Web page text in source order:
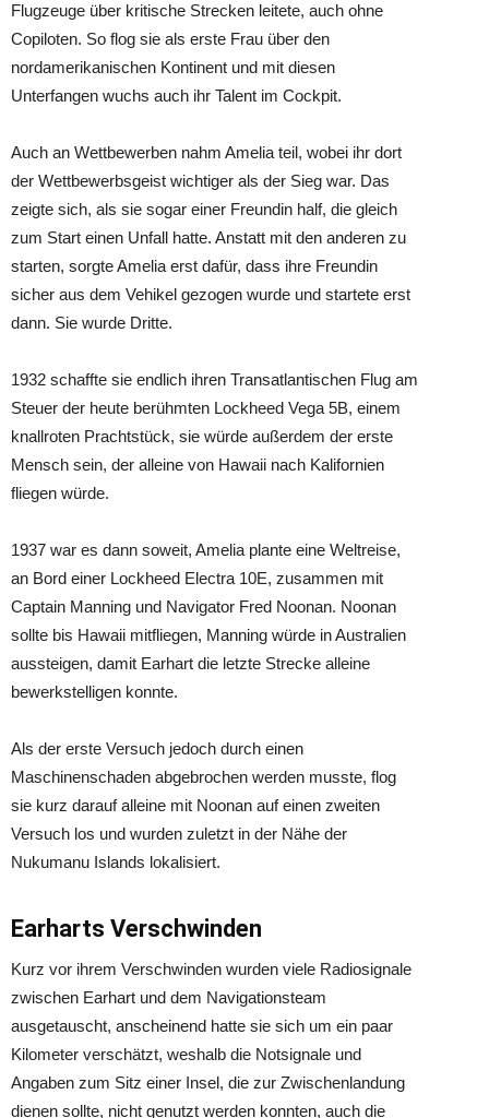
Flugzeuge über kritische Strecken leitete, auch ohne
Copiloten. So flog sie als erste Frau über den
nordamerikanischen Kontinent und mit diesen
Unterfangen wuchs auch ihr Talent im Cockpit.
Auch an Wettbewerben nahm Amelia teil, wobei ihr dort
der Wettbewerbsgeist wichtiger als der Sieg war. Das
zeigte sich, als sie sogar einer Freundin half, die gleich
zum Start einen Unfall hatte. Anstatt mit den anderen zu
starten, sorgte Amelia erst dafür, dass ihre Freundin
sicher aus dem Vehikel gezogen wurde und startete erst
dann. Sie wurde Dritte.
1932 schaffte sie endlich ihren Transatlantischen Flug am
Steuer der heute berühmten Lockheed Vega 5B, einem
knallroten Prachtstück, sie würde außerdem der erste
Mensch sein, der alleine von Hawaii nach Kalifornien
fliegen würde.
1937 war es dann soweit, Amelia plante eine Weltreise,
an Bord einer Lockheed Electra 10E, zusammen mit
Captain Manning und Navigator Fred Noonan. Noonan
sollte bis Hawaii mitfliegen, Manning würde in Australien
aussteigen, damit Earhart die letzte Strecke alleine
bewerkstelligen konnte.
Als der erste Versuch jedoch durch einen
Maschinenschaden abgebrochen werden musste, flog
sie kurz darauf alleine mit Noonan auf einen zweiten
Versuch los und wurden zuletzt in der Nähe der
Nukumanu Islands lokalisiert.
Earharts Verschwinden
Kurz vor ihrem Verschwinden wurden viele Radiosignale
zwischen Earhart und dem Navigationsteam
ausgetauscht, anscheinend hatte sie sich um ein paar
Kilometer verschätzt, weshalb die Notsignale und
Angaben zum Sitz einer Insel, die zur Zwischenlandung
dienen sollte, nicht genutzt werden konnten, auch die